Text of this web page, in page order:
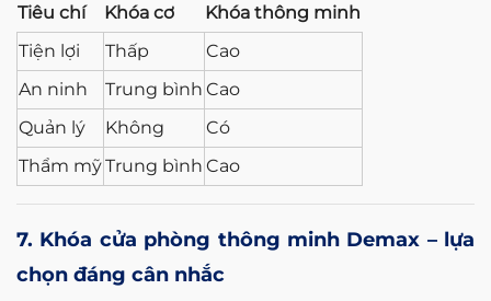
Tiêu chí Khóa cơ
Khóa thông minh
Tiện lợi
Thấp
Cao
An ninh
Trung bình Cao
Quản lý
Không
Có
Thẩm mỹTrung bình Cao
7. Khóa cửa phòng thông minh Demax – lựa
chọn đáng cân nhắc